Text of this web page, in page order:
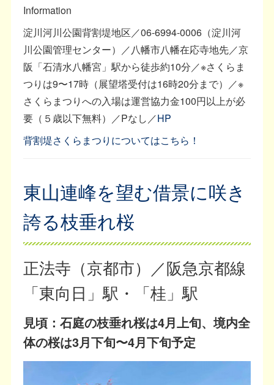
Information
淀川河川公園背割堤地区／06-6994-0006（淀川河
川公園管理センター）／八幡市八幡在応寺地先／京
阪「石清水八幡宮」駅から徒歩約10分／※さくらま
つりは9〜17時（展望塔受付は16時20分まで）／※
さくらまつりへの入場は運営協力金100円以上が必
要（５歳以下無料）／Pなし／HP
背割堤さくらまつりについてはこちら！
東山連峰を望む借景に咲き
誇る枝垂れ桜
正法寺（京都市）／阪急京都線
「東向日」駅・「桂」駅
見頃：石庭の枝垂れ桜は4月上旬、境内全
体の桜は3月下旬〜4月下旬予定